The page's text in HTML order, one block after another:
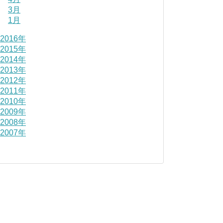
3月
1月
2016年
2015年
2014年
2013年
2012年
2011年
2010年
2009年
2008年
2007年